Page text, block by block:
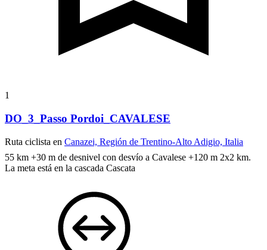
1
DO_3_Passo Pordoi_CAVALESE
Ruta ciclista en Canazei, Región de Trentino-Alto Adigio, Italia
55 km +30 m de desnivel con desvío a Cavalese +120 m 2x2 km.
La meta está en la cascada Cascata